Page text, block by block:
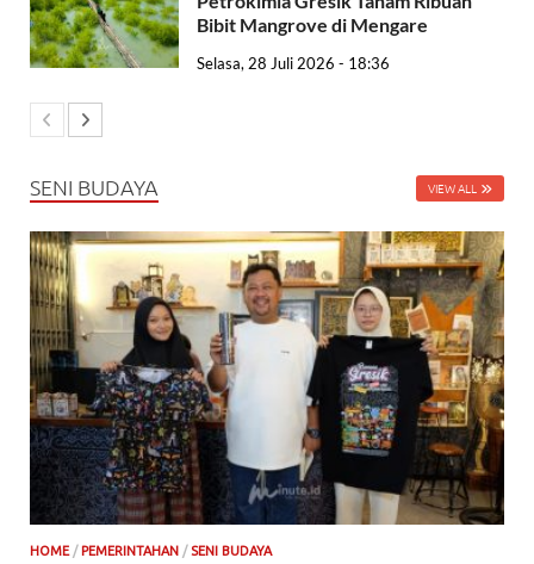
Bibit Mangrove di Mengare
Selasa, 28 Juli 2026 - 18:36
SENI BUDAYA VIEW ALL
HOME / PEMERINTAHAN / SENI BUDAYA